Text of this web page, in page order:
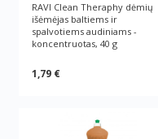
RAVI Clean Theraphy dėmių
išėmėjas baltiems ir
spalvotiems audiniams -
koncentruotas, 40 g
1,79 €